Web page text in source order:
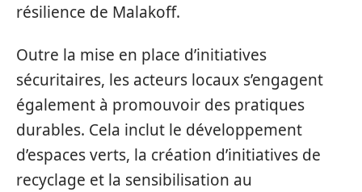
résilience de Malakoff.
Outre la mise en place d’initiatives
sécuritaires, les acteurs locaux s’engagent
également à promouvoir des pratiques
durables. Cela inclut le développement
d’espaces verts, la création d’initiatives de
recyclage et la sensibilisation au